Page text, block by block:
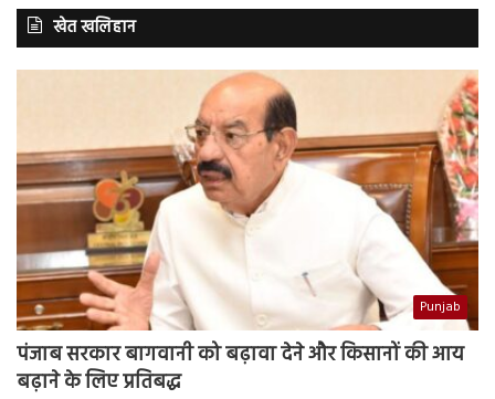
खेत खलिहान
Punjab
पंजाब सरकार बागवानी को बढ़ावा देने और किसानों की आय
बढ़ाने के लिए प्रतिबद्ध